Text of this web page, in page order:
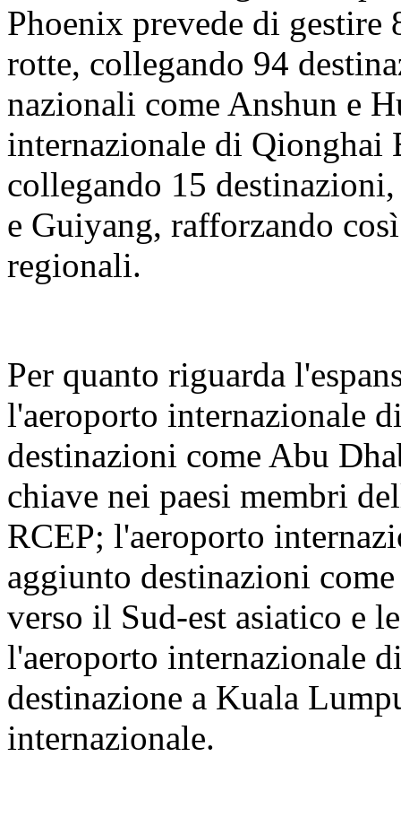
Phoenix prevede di gestire
rotte, collegando 94
nazionali come Anshun e
internazionale di Qionghai
collegando 15
e Guiyang, rafforzando
regionali.
Per quanto riguarda
l'aeroporto internazionale
destinazioni come Abu
chiave nei paesi membri
RCEP; l'aeroporto
aggiunto destinazioni
verso il Sud-est asiatico e
l'aeroporto internazionale
destinazione a Kuala
internazionale.